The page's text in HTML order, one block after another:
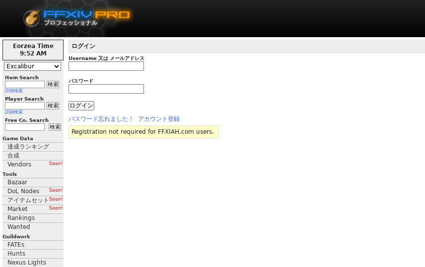
Eorzea Time
9:52 AM
Item Search
詳細検索
Player Search
詳細検索
Free Co. Search
Game Data
達成ランキング
合成
Vendors
Soon!
Tools
Bazaar
DoL Nodes
Soon!
アイテムセット Soon!
Market Soon!
Rankings
Wanted
Guildwork
FATEs
Hunts
Nexus Lights
ログイン
Username 又は メールアドレス
パスワード
パスワード忘れました！
アカウント登録
Registration not required for FFXIAH.com users.